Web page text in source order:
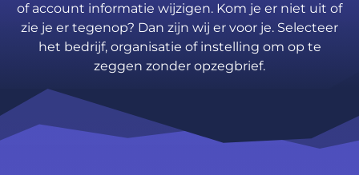
of account informatie wijzigen. Kom je er niet uit of
zie je er tegenop? Dan zijn wij er voor je. Selecteer
het bedrijf, organisatie of instelling om op te
zeggen zonder opzegbrief.